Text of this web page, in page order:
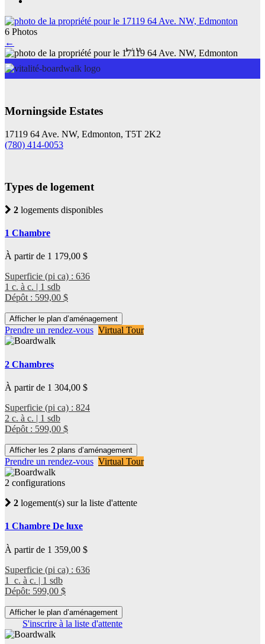
6 Photos
←
1/6
Morningside Estates
17119 64 Ave. NW, Edmonton, T5T 2K2
(780) 414-0053
Types de logement
2 logements disponibles
1 Chambre
À partir de 1 179,00 $
Superficie (pi ca) : 636
1 c. à c. | 1 sdb
Dépôt : 599,00 $
Afficher le plan d’aménagement
Prendre un rendez-vous Virtual Tour
2 Chambres
À partir de 1 304,00 $
Superficie (pi ca) : 824
2 c. à c. | 1 sdb
Dépôt : 599,00 $
Afficher les 2 plans d’aménagement
Prendre un rendez-vous Virtual Tour
2 configurations
2 logement(s) sur la liste d'attente
1 Chambre De luxe
À partir de 1 359,00 $
Superficie (pi ca) : 636
1 c. à c. | 1 sdb
Dépôt: 599,00 $
Afficher le plan d’aménagement
S'inscrire à la liste d'attente